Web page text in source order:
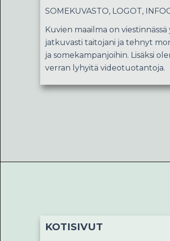
SOMEKUVASTO, LOGOT,
Kuvien maailma on
jatkuvasti taitojani ja tehnyt
ja somekampanjoihin. Lisäksi
verran lyhyitä videotuotantoja.
KOTISIVUT